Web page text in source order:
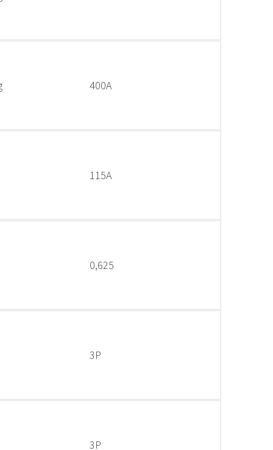
400A
115A
0,625
3P
3P